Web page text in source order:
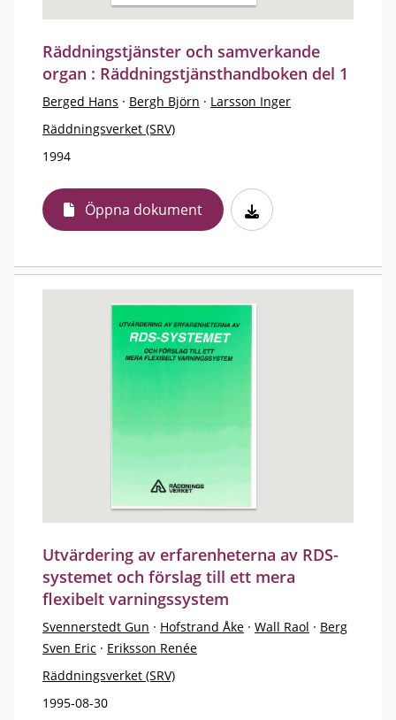
Räddningstjänster och samverkande
organ : Räddningstjänsthandboken del 1
Berged Hans · Bergh Björn · Larsson Inger
Räddningsverket (SRV)
1994
Öppna dokument
Utvärdering av erfarenheterna av RDS-
systemet och förslag till ett mera
flexibelt varningssystem
Svennerstedt Gun · Hofstrand Åke · Wall Raol · Berg
Sven Eric · Eriksson Renée
Räddningsverket (SRV)
1995-08-30